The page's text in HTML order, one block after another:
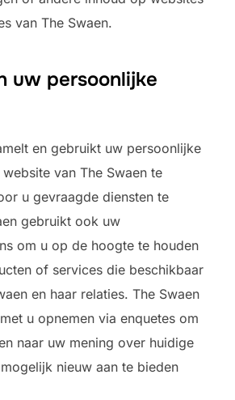
van The Swaen.
uw persoonlijke
en gebruikt uw persoonlijke
van The Swaen te
u gevraagde diensten te
gebruikt ook uw
om u op de hoogte te houden
of services die beschikbaar
en haar relaties. The Swaen
u opnemen via enquetes om
naar uw mening over huidige
nieuw aan te bieden